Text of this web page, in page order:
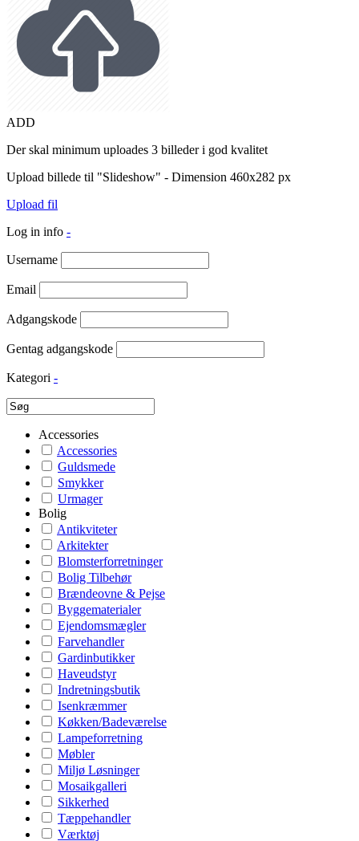
ADD
Der skal minimum uploades 3 billeder i god kvalitet
Upload billede til "Slideshow" - Dimension 460x282 px
Upload fil
Log in info -
Username
Email
Adgangskode
Gentag adgangskode
Kategori -
Accessories
Accessories
Guldsmede
Smykker
Urmager
Bolig
Antikviteter
Arkitekter
Blomsterforretninger
Bolig Tilbehør
Brændeovne & Pejse
Byggematerialer
Ejendomsmægler
Farvehandler
Gardinbutikker
Haveudstyr
Indretningsbutik
Isenkræmmer
Køkken/Badeværelse
Lampeforretning
Møbler
Miljø Løsninger
Mosaikgalleri
Sikkerhed
Tæppehandler
Værktøj